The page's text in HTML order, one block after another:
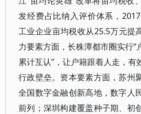
发经费占比纳入评价体系，
工业企业亩均税收从25.5万元提
力要素方面，长株潭都市圈实行“
累计互认”，让户籍跟着人走，有
行政壁垒。资本要素方面，苏州
全国数字金融创新高地，数字人
前列；深圳构建覆盖种子期、初